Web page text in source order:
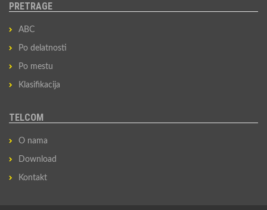
PRETRAGE
ABC
Po delatnosti
Po mestu
Klasifikacija
TELCOM
O nama
Download
Kontakt